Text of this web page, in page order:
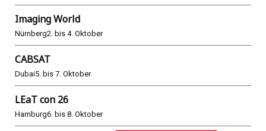
Imaging World
Nürnberg2. bis 4. Oktober
CABSAT
Dubai5. bis 7. Oktober
LEaT con 26
Hamburg6. bis 8. Oktober